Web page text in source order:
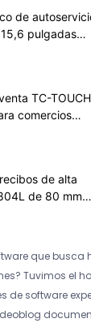
de
pulgadas
TC-
comercios
de alta
de 80 mm
que busca
Tuvimos el
de software